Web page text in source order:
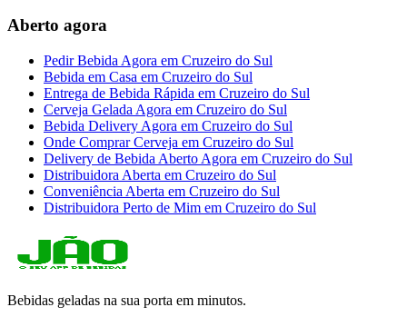
Aberto agora
Pedir Bebida Agora em Cruzeiro do Sul
Bebida em Casa em Cruzeiro do Sul
Entrega de Bebida Rápida em Cruzeiro do Sul
Cerveja Gelada Agora em Cruzeiro do Sul
Bebida Delivery Agora em Cruzeiro do Sul
Onde Comprar Cerveja em Cruzeiro do Sul
Delivery de Bebida Aberto Agora em Cruzeiro do Sul
Distribuidora Aberta em Cruzeiro do Sul
Conveniência Aberta em Cruzeiro do Sul
Distribuidora Perto de Mim em Cruzeiro do Sul
Bebidas geladas na sua porta em minutos.